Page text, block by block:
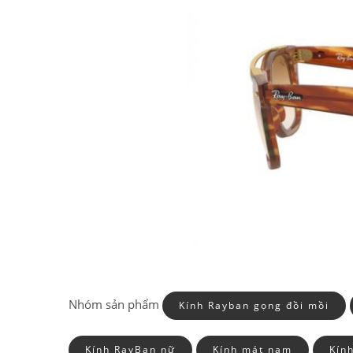
Nhóm sản phẩm Kính Rayban gọng đồi mồi
Kính RayBan nữ Kính mát nam